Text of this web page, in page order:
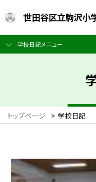
世田谷区立駒沢小
学校日記メニュー
トップページ > 学校日記